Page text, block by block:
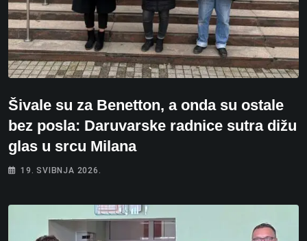
Šivale su za Benetton, a onda su ostale
bez posla: Daruvarske radnice sutra dižu
glas u srcu Milana
19. SVIBNJA 2026.